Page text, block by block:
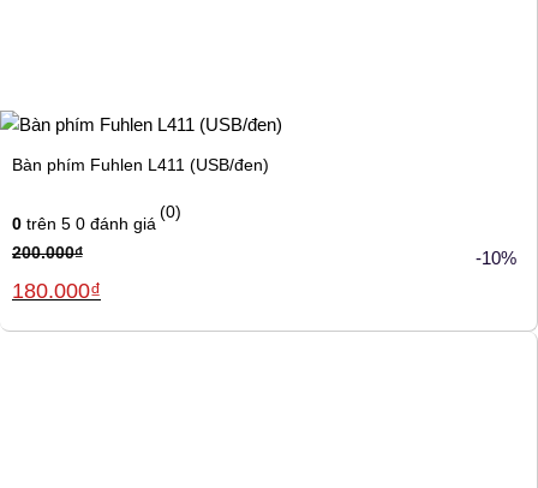
Bàn phím Fuhlen L411 (USB/đen)
0 trên 5 0 đánh giá
(0)
200.000₫
Giá
là:
180.000₫
tại
-10%